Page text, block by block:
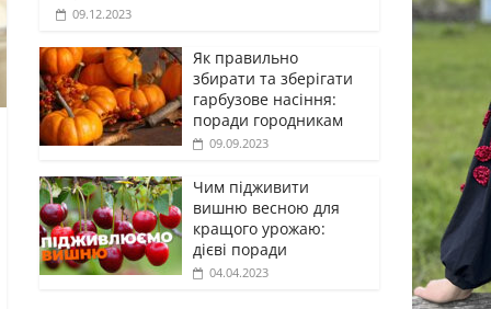
09.12.2023
Як правильно
збирати та зберігати
гарбузове насіння:
поради городникам
09.09.2023
Чим підживити
вишню весною для
кращого урожаю:
дієві поради
04.04.2023